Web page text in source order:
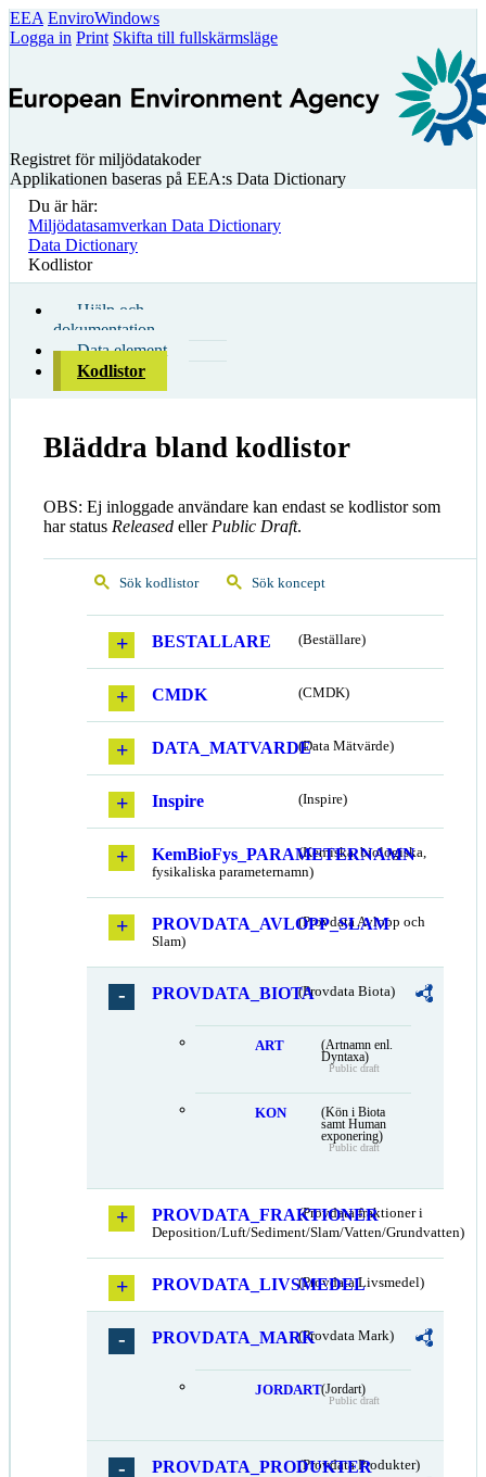
EEA EnviroWindows
Logga in Print Skifta till fullskärmsläge
Registret för miljödatakoder
Applikationen baseras på EEA:s Data Dictionary
Du är här:
Miljödatasamverkan Data Dictionary
Data Dictionary
Kodlistor
Hjälp och
dokumentation
Data element
Kodlistor
Bläddra bland kodlistor
OBS: Ej inloggade användare kan endast se kodlistor som
har status Released eller Public Draft.
Sök kodlistor Sök koncept
BESTALLARE (Beställare)
CMDK (CMDK)
DATA_MATVARDE(Data Mätvärde)
Inspire (Inspire)
KemBioFys_PARAMETERNAMN
(Kemiska, biologiska,
fysikaliska parameternamn)
PROVDATA_AVLOPP_SLAM
(Provdata Avlopp och
Slam)
PROVDATA_BIOTA(Provdata Biota)
ART
(Artnamn enl.
Dyntaxa)
Public draft
KON
(Kön i Biota
samt Human
exponering)
Public draft
PROVDATA_FRAKTIONER
(Provdata fraktioner i
Deposition/Luft/Sediment/Slam/Vatten/Grundvatten)
PROVDATA_LIVSMEDEL
(Provdata Livsmedel)
PROVDATA_MARK(Provdata Mark)
JORDART(Jordart)
Public draft
PROVDATA_PRODUKTER
(Provdata Produkter)